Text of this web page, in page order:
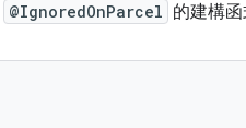
@IgnoredOnParcel 的建構函